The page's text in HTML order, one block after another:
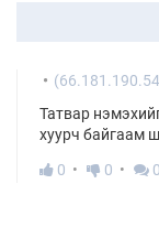
Татвар
хуурч байгаам
0
0 0